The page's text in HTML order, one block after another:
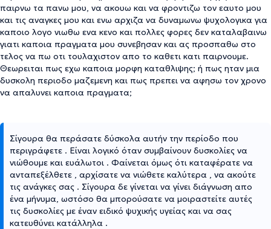
παιρνω τα πανω μου, να ακουω και να φροντιζω τον εαυτο μου
και τις αναγκες μου και ενω αρχιζα να δυναμωνω ψυχολογικα για
καποιο λογο νιωθω ενα κενο και πολλες φορες δεν καταλαβαινω
γιατι καποια πραγματα μου συνεβησαν και ας προσπαθω στο
τελος να πω οτι τουλαχιστον απο το καθετι κατι παιρνουμε.
Θεωρειται πως εχω καποια μορφη καταθλιψης; ή πως ηταν μια
δυσκολη περιοδο μαζεμενη και πως πρεπει να αφησω τον χρονο
να απαλυνει καποια πραγματα;
Σίγουρα θα περάσατε δύσκολα αυτήν την περίοδο που
περιγράφετε . Είναι λογικό όταν συμβαίνουν δυσκολίες να
νιώθουμε και ευάλωτοι . Φαίνεται όμως ότι καταφέρατε να
ανταπεξέλθετε , αρχίσατε να νιώθετε καλύτερα , να ακούτε
τις ανάγκες σας . Σίγουρα δε γίνεται να γίνει διάγνωση απο
ένα μήνυμα, ωστόσο θα μπορούσατε να μοιραστείτε αυτές
τις δυσκολίες με έναν ειδικό ψυχικής υγείας και να σας
κατευθύνει κατάλληλα .